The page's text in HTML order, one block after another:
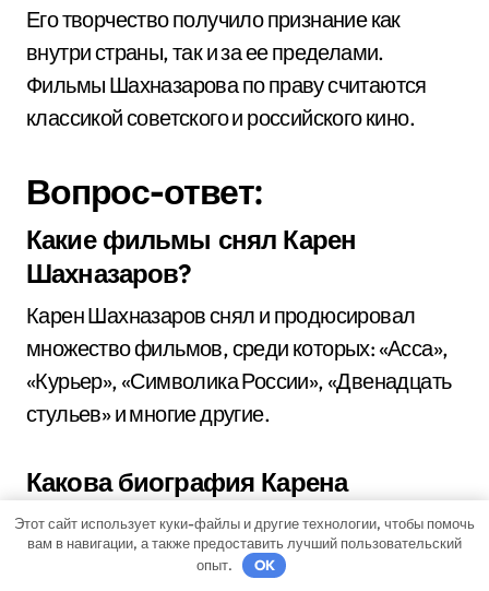
Его творчество получило признание как
внутри страны, так и за ее пределами.
Фильмы Шахназарова по праву считаются
классикой советского и российского кино.
Вопрос-ответ:
Какие фильмы снял Карен
Шахназаров?
Карен Шахназаров снял и продюсировал
множество фильмов, среди которых: «Асса»,
«Курьер», «Символика России», «Двенадцать
стульев» и многие другие.
Какова биография Карена
Шахназарова?
Карен Шахназаров родился 8 октября 1952
Этот сайт использует куки-файлы и другие технологии, чтобы помочь
вам в навигации, а также предоставить лучший пользовательский
опыт.
OK